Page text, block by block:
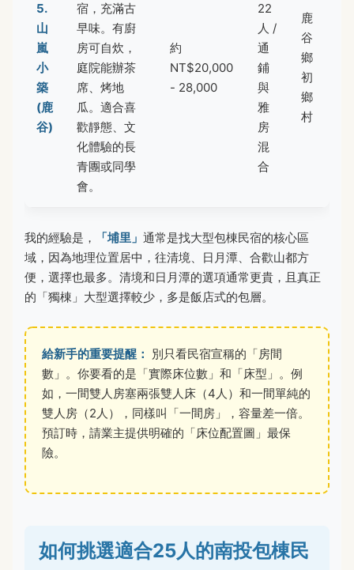
5.
山
嵐
小
築
(鹿
谷)
宿，充滿古
早味。有廚
房可自炊，
庭院能辦茶
席、烤地
瓜。適合喜
歡靜態、文
化體驗的長
青團或同學
會。
約
NT$20,000
- 28,000
22
人 /
通
鋪
與
雅
房
混
合
鹿
谷
鄉
初
鄉
村
我的經驗是， 「埔里」 通常是找大型包棟民宿的核心區
域，因為地理位置居中，往清境、日月潭、合歡山都方
便，選擇也最多。清境和日月潭的選項通常更貴，且真正
的「獨棟」大型選擇較少，多是飯店式的包層。
給新手的重要提醒： 別只看民宿宣稱的「房間
數」。你要看的是「實際床位數」和「床型」。例
如，一間雙人房塞兩張雙人床（4人）和一間單純的
雙人房（2人），同樣叫「一間房」，容量差一倍。
預訂時，請業主提供明確的「床位配置圖」最保
險。
如何挑選適合25人的南投包棟民